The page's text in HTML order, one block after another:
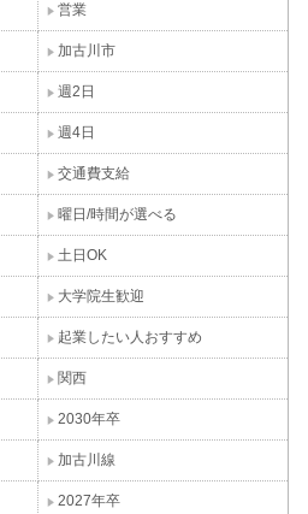
営業
加古川市
週2日
週4日
交通費支給
曜日/時間が選べる
土日OK
大学院生歓迎
起業したい人おすすめ
関西
2030年卒
加古川線
2027年卒